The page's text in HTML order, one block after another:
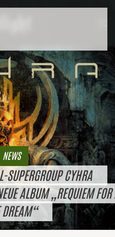
NEWS
SUPERGROUP CYHRA
ALBUM „REQUIEM